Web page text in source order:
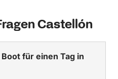
Castellón
für einen Tag in